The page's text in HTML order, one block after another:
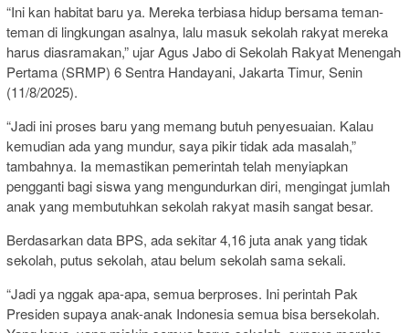
“Ini kan habitat baru ya. Mereka terbiasa hidup bersama teman-
teman di lingkungan asalnya, lalu masuk sekolah rakyat mereka
harus diasramakan,” ujar Agus Jabo di Sekolah Rakyat Menengah
Pertama (SRMP) 6 Sentra Handayani, Jakarta Timur, Senin
(11/8/2025).
“Jadi ini proses baru yang memang butuh penyesuaian. Kalau
kemudian ada yang mundur, saya pikir tidak ada masalah,”
tambahnya. Ia memastikan pemerintah telah menyiapkan
pengganti bagi siswa yang mengundurkan diri, mengingat jumlah
anak yang membutuhkan sekolah rakyat masih sangat besar.
Berdasarkan data BPS, ada sekitar 4,16 juta anak yang tidak
sekolah, putus sekolah, atau belum sekolah sama sekali.
“Jadi ya nggak apa-apa, semua berproses. Ini perintah Pak
Presiden supaya anak-anak Indonesia semua bisa bersekolah.